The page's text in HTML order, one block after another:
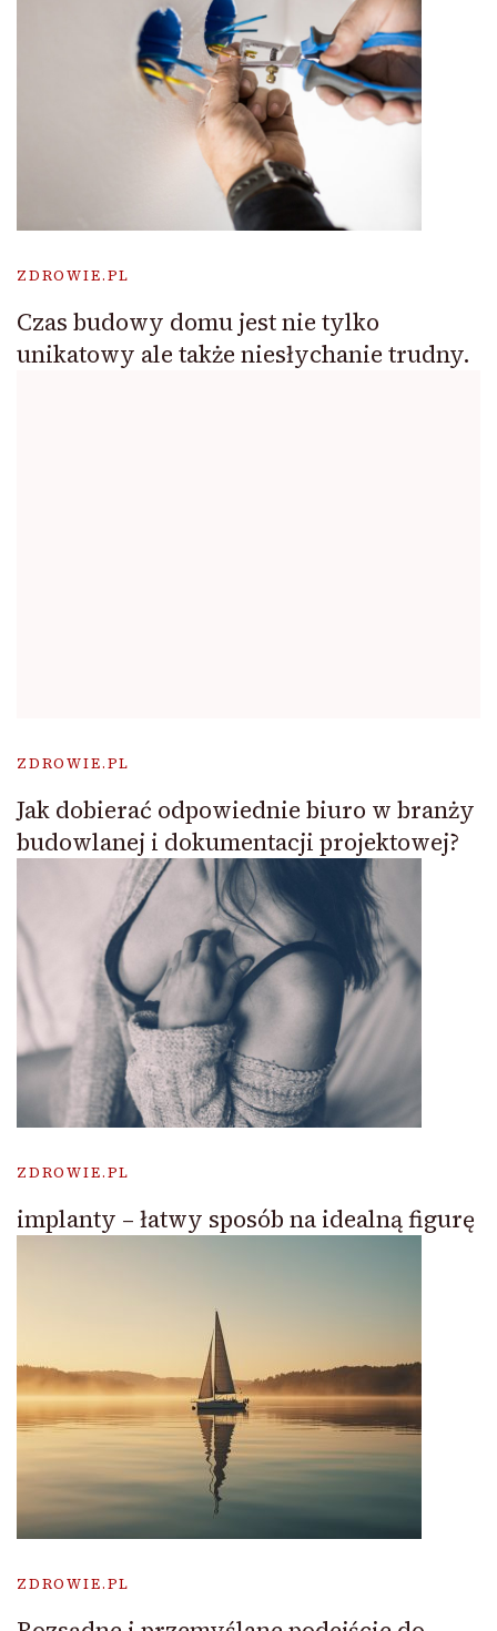
ZDROWIE.PL
Czas budowy domu jest nie tylko
unikatowy ale także niesłychanie trudny.
ZDROWIE.PL
Jak dobierać odpowiednie biuro w branży
budowlanej i dokumentacji projektowej?
ZDROWIE.PL
implanty – łatwy sposób na idealną figurę
ZDROWIE.PL